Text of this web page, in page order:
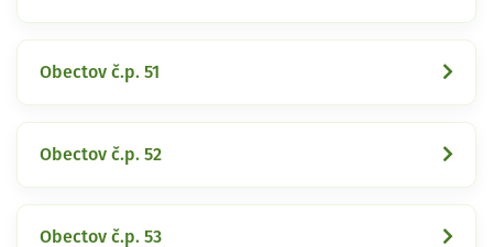
Obectov č.p. 51
Obectov č.p. 52
Obectov č.p. 53